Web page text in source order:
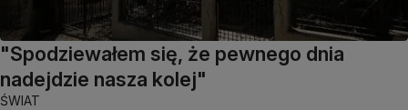
"Spodziewałem się, że pewnego dnia
nadejdzie nasza kolej"
ŚWIAT